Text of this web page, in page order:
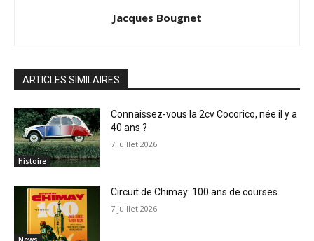
Jacques Bougnet
ARTICLES SIMILAIRES
Histoire
Connaissez-vous la 2cv Cocorico, née il y a
40 ans ?
7 juillet 2026
Circuit de Chimay: 100 ans de courses
7 juillet 2026